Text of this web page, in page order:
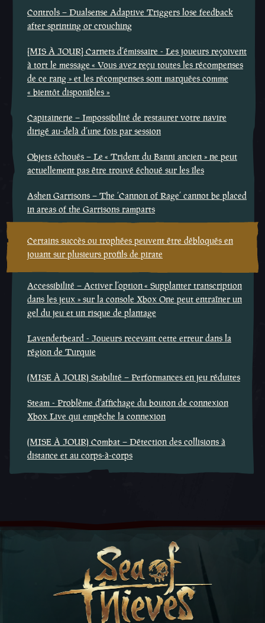
Controls – Dualsense Adaptive Triggers lose feedback
after sprinting or crouching
[MIS À JOUR] Carnets d’émissaire - Les joueurs reçoivent
à tort le message « Vous avez reçu toutes les récompenses
de ce rang » et les récompenses sont marquées comme
« bientôt disponibles »
Capitainerie – Impossibilité de restaurer votre navire
dirigé au-delà d’une fois par session
Objets échoués – Le « Trident du Banni ancien » ne peut
actuellement pas être trouvé échoué sur les îles
Ashen Garrisons – The ‘Cannon of Rage’ cannot be placed
in areas of the Garrisons ramparts
Certains succès ou trophées peuvent être débloqués en
jouant sur plusieurs profils de pirate
Accessibilité – Activer l’option « Supplanter transcription
dans les jeux » sur la console Xbox One peut entraîner un
gel du jeu et un risque de plantage
Lavenderbeard - Joueurs recevant cette erreur dans la
région de Turquie
(MISE À JOUR) Stabilité – Performances en jeu réduites
Steam - Problème d'affichage du bouton de connexion
Xbox Live qui empêche la connexion
(MISE À JOUR) Combat – Détection des collisions à
distance et au corps-à-corps